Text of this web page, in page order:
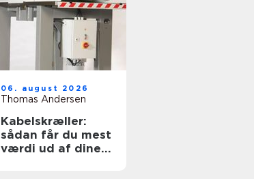
06. august 2026
Thomas Andersen
Kabelskræller:
sådan får du mest
værdi ud af dine